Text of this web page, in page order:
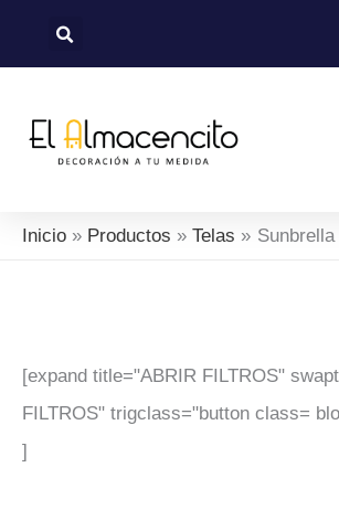
Inicio Productos Telas Sunbrella
[expand title="ABRIR FILTROS"
FILTROS" trigclass="button class=
]